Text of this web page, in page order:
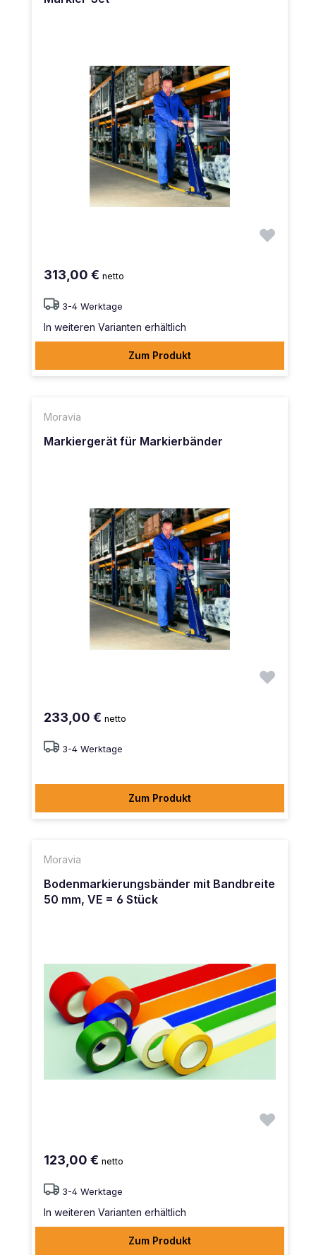
313,00 € netto
3-4 Werktage
In weiteren Varianten erhältlich
Zum Produkt
Moravia
Markiergerät für Markierbänder
233,00 € netto
3-4 Werktage
Zum Produkt
Moravia
Bodenmarkierungsbänder mit Bandbreite
50 mm, VE = 6 Stück
123,00 € netto
3-4 Werktage
In weiteren Varianten erhältlich
Zum Produkt